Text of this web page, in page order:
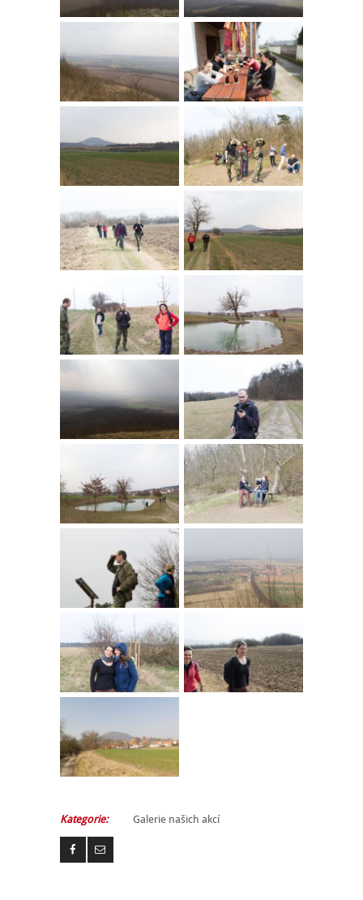
ENGLISH
Kategorie: Galerie našich akcí